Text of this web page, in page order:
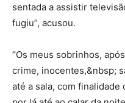
sentada a assistir
fugiu”, acusou.
“Os meus sobrinhos,
crime, inocentes,&nbsp;
até a sala, com